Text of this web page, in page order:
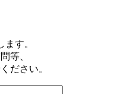
ます。
等、​
ださい。​